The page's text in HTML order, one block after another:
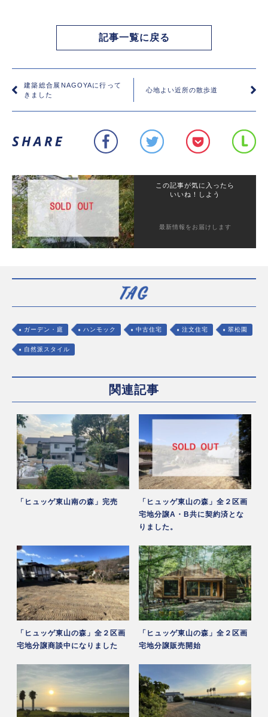
記事一覧に戻る
建築総合展NAGOYAに行って
きました
心地よい近所の散歩道
この記事が気に入ったら
いいね！しよう
最新情報をお届けします
ガーデン・庭 ハンモック 中古住宅 注文住宅 翠松園
自然派スタイル
関連記事
「ヒュッゲ東山南の森」完売
「ヒュッゲ東山の森」全２区画
宅地分譲A・B共に契約済とな
りました。
「ヒュッゲ東山の森」全２区画
宅地分譲商談中になりました
「ヒュッゲ東山の森」全２区画
宅地分譲販売開始